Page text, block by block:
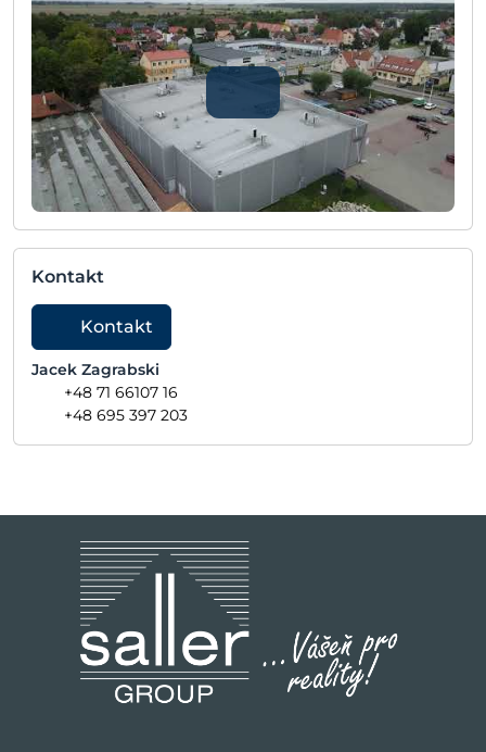
Kontakt
Kontakt
Jacek Zagrabski
+48 71 66107 16
+48 695 397 203